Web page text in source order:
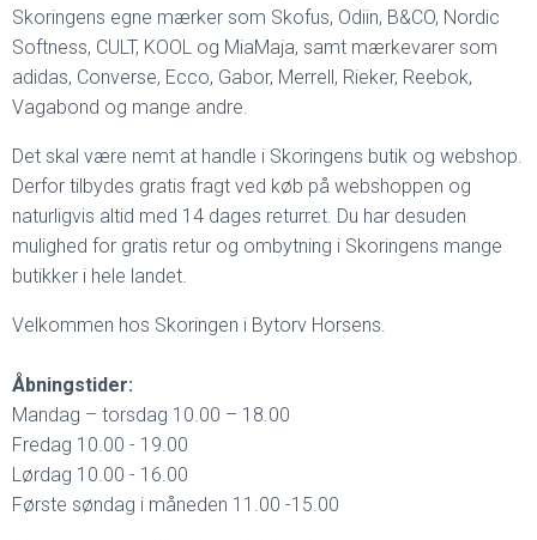
Skoringens egne mærker som Skofus, Odiin, B&CO, Nordic
Softness, CULT, KOOL og MiaMaja, samt mærkevarer som
adidas, Converse, Ecco, Gabor, Merrell, Rieker, Reebok,
Vagabond og mange andre.
Det skal være nemt at handle i Skoringens butik og webshop.
Derfor tilbydes gratis fragt ved køb på webshoppen og
naturligvis altid med 14 dages returret. Du har desuden
mulighed for gratis retur og ombytning i Skoringens mange
butikker i hele landet.
Velkommen hos Skoringen i Bytorv Horsens.
Åbningstider:
Mandag – torsdag 10.00 – 18.00
Fredag 10.00 - 19.00
Lørdag 10.00 - 16.00
Første søndag i måneden 11.00 -15.00